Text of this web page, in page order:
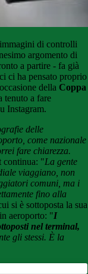
di controlli
argomento di
a partire - fa già
ci ha pensato proprio
della Coppa
tenuto a fare
Instagram.
delle
come nazionale
fare chiarezza.
continua: "La gente
viaggiano, non
comuni, ma i
fino alla
si è sottoposta la sua
aeroporto: "I
nel terminal,
gli stessi. È la